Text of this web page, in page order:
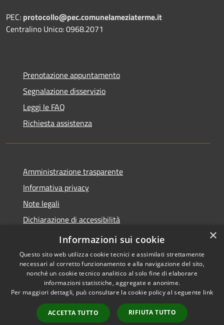
PEC: protocollo@pec.comunelameziaterme.it
Centralino Unico: 0968.2071
Prenotazione appuntamento
Segnalazione disservizio
Leggi le FAQ
Richiesta assistenza
Amministrazione trasparente
Informativa privacy
Note legali
Dichiarazione di accessibilità
Feedback accessibilità
Accessibilità
Copyright © 2026 • Città di
Lamezia Terme • Powered by
Municipium•
Accesso
redazione
×
Informazioni sui cookie
Questo sito web utilizza cookie tecnici e assimilati strettamente
necessari al corretto funzionamento e alla navigazione del sito,
nonché un cookie tecnico analitico al solo fine di elaborare
informazioni statistiche, aggregate e anonime.
Per maggiori dettagli, può consultare la cookie policy al seguente link
ACCETTA TUTTO RIFIUTA TUTTO